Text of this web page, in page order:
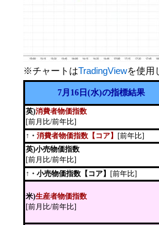
※チャートはTradingViewを使用
7月16日(水)の指標結果
英)消費者物価指数
[前月比/前年比]
↑・ 消費者物価指数【コア】 [前年比]
英)小売物価指数
[前月比/前年比]
↑・小売物価指数【コア】 [前年比]
米)生産者物価指数
[前月比/前年比]